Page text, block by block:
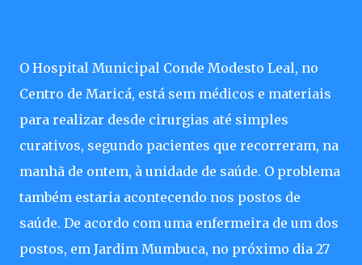
O Hospital Municipal Conde Modesto Leal, no
Centro de Maricá, está sem médicos e materiais
para realizar desde cirurgias até simples
curativos, segundo pacientes que recorreram, na
manhã de ontem, à unidade de saúde. O problema
também estaria acontecendo nos postos de
saúde. De acordo com uma enfermeira de um dos
postos, em Jardim Mumbuca, no próximo dia 27